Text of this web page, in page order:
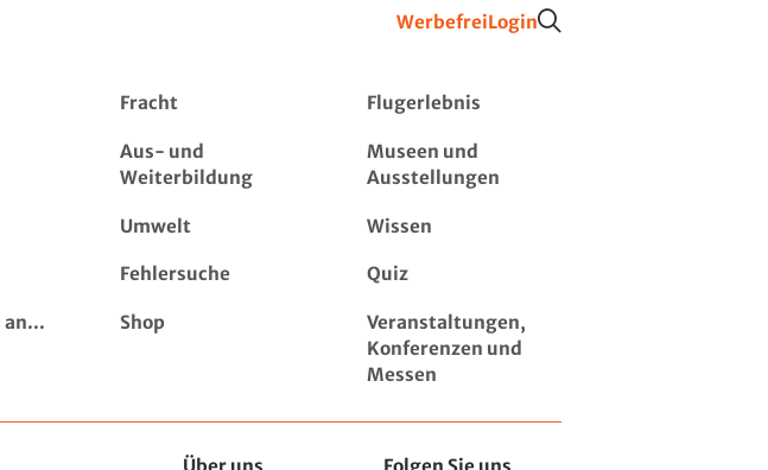
WerbefreiLogin
Fracht Flugerlebnis
Aus- und
Weiterbildung
Museen und
Ausstellungen
Umwelt Wissen
Fehlersuche Quiz
an... Shop
Veranstaltungen,
Konferenzen und
Messen